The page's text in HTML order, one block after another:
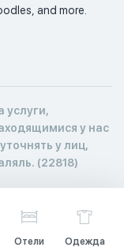
and more.
услуги,
у нас
у лиц,
(22818)
Отели Одежда